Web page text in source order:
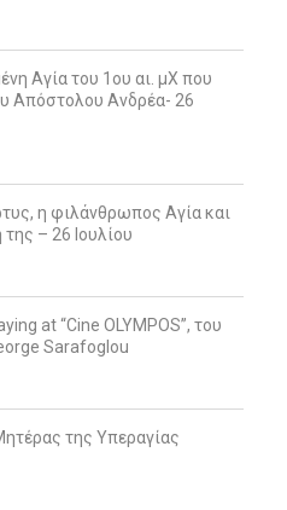
Αγία του 1ου αι. μΧ που
Απόστολου Ανδρέα- 26
η φιλάνθρωπος Αγία και
– 26 Ιουλίου
at “Cine OLYMPOS”, του
Sarafoglou
της Υπεραγίας